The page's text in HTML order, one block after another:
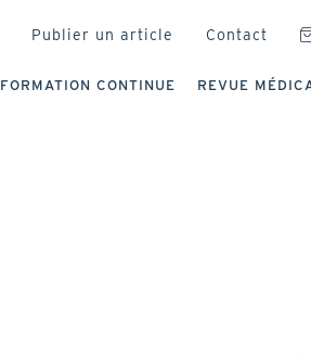
Publier un article Contact
FORMATION CONTINUE REVUE